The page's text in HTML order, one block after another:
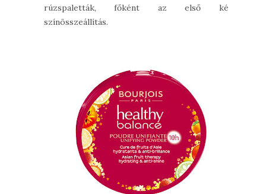
rúzspaletták, főként az első két
színösszeállítás.